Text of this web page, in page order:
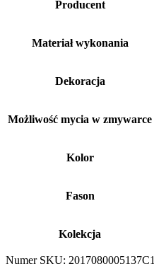
Producent
Materiał wykonania
Dekoracja
Możliwość mycia w zmywarce
Kolor
Fason
Kolekcja
Numer SKU: 2017080005137C1